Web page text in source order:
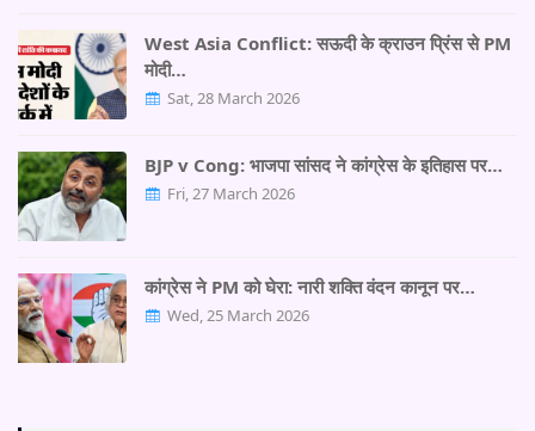
West Asia Conflict: सऊदी के क्राउन प्रिंस से PM
मोदी…
Sat, 28 March 2026
BJP v Cong: भाजपा सांसद ने कांग्रेस के इतिहास पर…
Fri, 27 March 2026
कांग्रेस ने PM को घेरा: नारी शक्ति वंदन कानून पर…
Wed, 25 March 2026